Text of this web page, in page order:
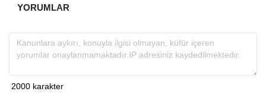
YORUMLAR